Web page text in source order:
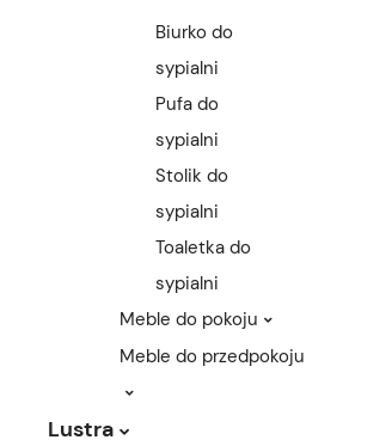
Biurko do
sypialni
Pufa do
sypialni
Stolik do
sypialni
Toaletka do
sypialni
Meble do pokoju
Meble do przedpokoju
Lustra